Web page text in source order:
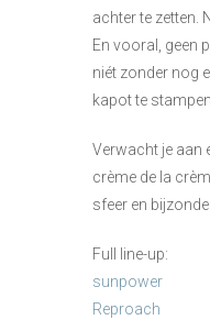
achter te zetten.
En vooral, geen
niét zonder nog
kapot te
Verwacht je aan
crème de la
sfeer en
Full line-up:
sunpower
Reproach